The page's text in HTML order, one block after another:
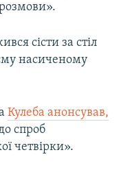
сісти за стіл
насиченому
Кулеба анонсував,
спроб
четвірки».